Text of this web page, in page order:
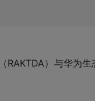
）与华为